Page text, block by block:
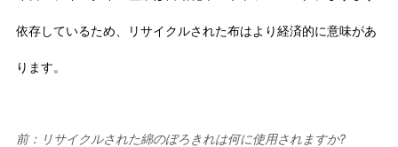
前： リサイクルされた綿のぼろきれは何に使用されますか?